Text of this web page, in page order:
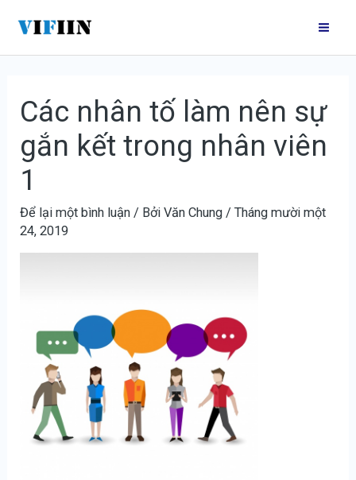
nội
Các nhân tố làm nên sự
gắn kết trong nhân viên
1
Để lại một bình luận / BởiVăn Chung /Tháng mười một
24, 2019
hướng
bài